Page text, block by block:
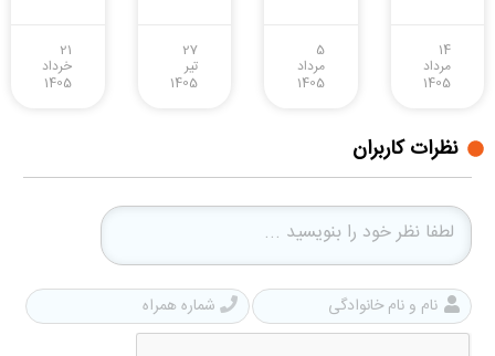
14
مرداد
1405
5
مرداد
1405
27
تیر
1405
21
خرداد
1405
نظرات کاربران
نام
و